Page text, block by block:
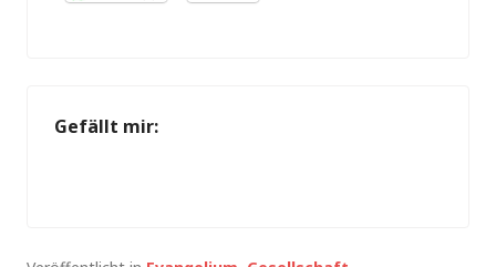
Gefällt mir: